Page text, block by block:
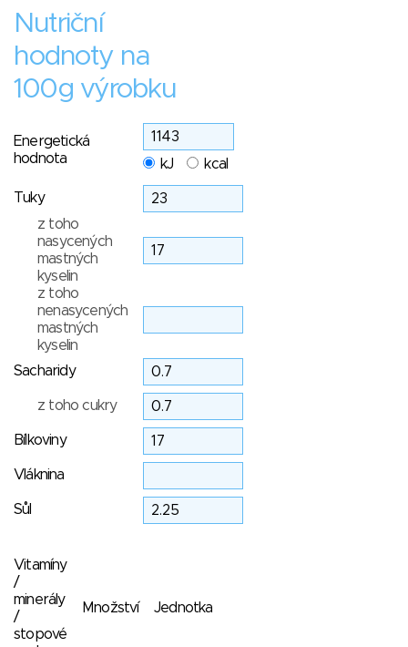
Nutriční
hodnoty na
100g výrobku
Energetická
hodnota
kJ kcal
Tuky
z toho
nasycených
mastných
kyselin
z toho
nenasycených
mastných
kyselin
Sacharidy
z toho cukry
Bílkoviny
Vláknina
Sůl
Vitamíny
/
minerály
/
stopové
Množství Jednotka